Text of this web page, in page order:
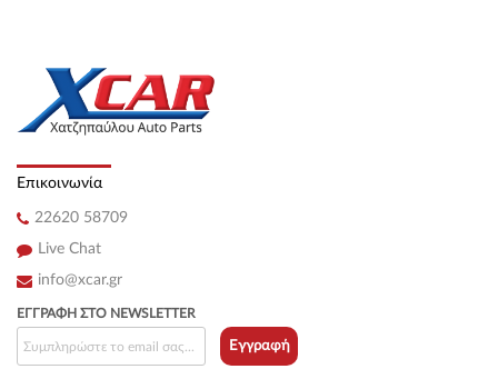
Επικοινωνία
22620 58709
Live Chat
info@xcar.gr
ΕΓΓΡΑΦΉ ΣΤΟ NEWSLETTER
Εγγραφή